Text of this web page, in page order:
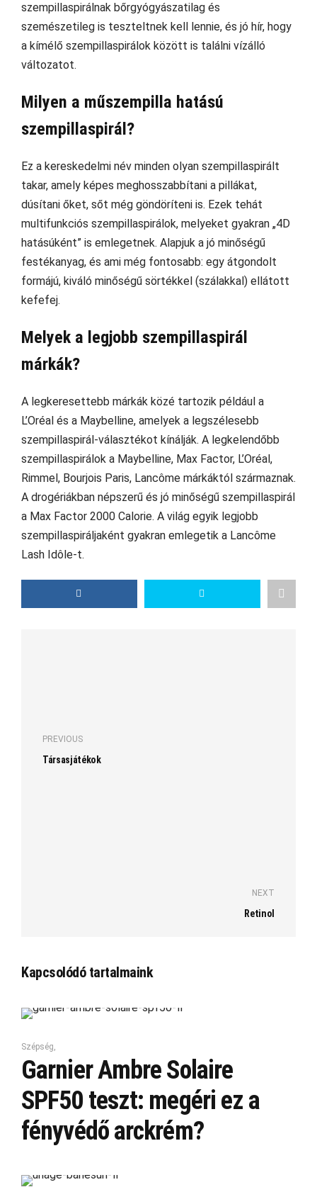
szempillaspirálnak bőrgyógyászatilag és
szemészetileg is teszteltnek kell lennie, és jó hír, hogy
a kímélő szempillaspirálok között is találni vízálló
változatot.
Milyen a műszempilla hatású
szempillaspirál?
Ez a kereskedelmi név minden olyan szempillaspirált
takar, amely képes meghosszabbítani a pillákat,
dúsítani őket, sőt még göndöríteni is. Ezek tehát
multifunkciós szempillaspirálok, melyeket gyakran „4D
hatásúként” is emlegetnek. Alapjuk a jó minőségű
festékanyag, és ami még fontosabb: egy átgondolt
formájú, kiváló minőségű sörtékkel (szálakkal) ellátott
kefefej.
Melyek a legjobb szempillaspirál
márkák?
A legkeresettebb márkák közé tartozik például a
L’Oréal és a Maybelline, amelyek a legszélesebb
szempillaspirál-választékot kínálják. A legkelendőbb
szempillaspirálok a Maybelline, Max Factor, L’Oréal,
Rimmel, Bourjois Paris, Lancôme márkáktól származnak.
A drogériákban népszerű és jó minőségű szempillaspirál
a Max Factor 2000 Calorie. A világ egyik legjobb
szempillaspiráljaként gyakran emlegetik a Lancôme
Lash Idôle-t.
PREVIOUS
Társasjátékok
NEXT
Retinol
Kapcsolódó tartalmaink
Szépség,
Garnier Ambre Solaire
SPF50 teszt: megéri ez a
fényvédő arckrém?